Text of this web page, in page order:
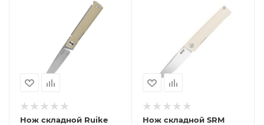
Нож складной Ruike
Нож складной SRM